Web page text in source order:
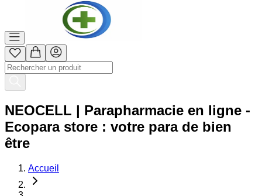
NEOCELL | Parapharmacie en ligne -
Ecopara store : votre para de bien
être
Accueil